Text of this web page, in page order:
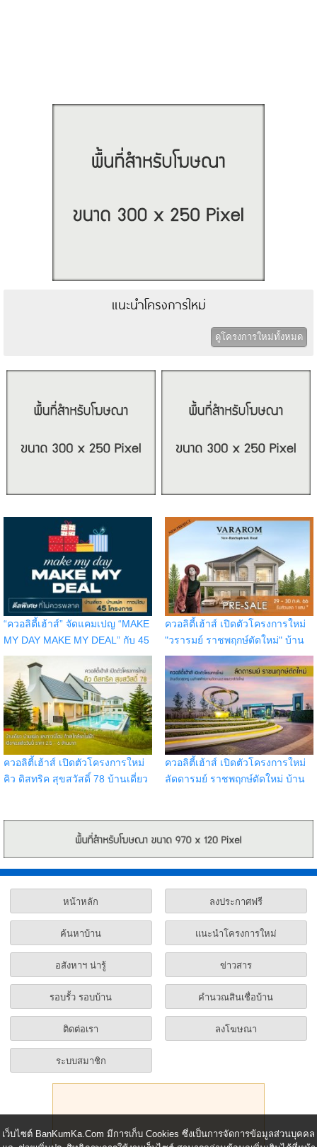
แนะนำโครงการใหม่
ดูโครงการใหม่ทั้งหมด
“ควอลิตี้เฮ้าส์” จัดแคมเปญ “MAKE
MY DAY MAKE MY DEAL” กับ 45
โครงการ บนทำเลกรุงเทพฯ
ปริมณฑล ชลบุรี เชียงใหม่
ควอลิตี้เฮ้าส์ เปิดตัวโครงการใหม่
"วรารมย์ ราชพฤกษ์ตัดใหม่" บ้าน
เดี่ยวติดถนนราชพฤกษ์ เปิดจอง
รอบ Pre-Sale วันที่ 29 - 30 ก.ค.
66 รับส่วนลด 1 แสน
ควอลิตี้เฮ้าส์ เปิดตัวโครงการใหม่
คิว ดิสทริค สุขสวัสดิ์ 78 บ้านเดี่ยว
ควอลิตี้เฮ้าส์ เปิดตัวโครงการใหม่
ลัดดารมย์ ราชพฤกษ์ตัดใหม่ บ้าน
หน้าหลัก ลงประกาศฟรี
ค้นหาบ้าน แนะนำโครงการใหม่
อสังหาฯ น่ารู้ ข่าวสาร
รอบรั้ว รอบบ้าน คำนวณสินเชื่อบ้าน
ติดต่อเรา ลงโฆษณา
ระบบสมาชิก
เว็บไซต์ BanKumKa.Com มีการเก็บ Cookies ซึ่งเป็นการจัดการข้อมูลส่วนบุคคล